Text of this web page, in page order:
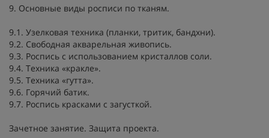
9. Основные виды росписи по тканям.
9.1. Узелковая техника (планки, тритик, бандхни).
9.2. Свободная акварельная живопись.
9.3. Роспись с использованием кристаллов соли.
9.4. Техника «кракле».
9.5. Техника «гутта».
9.6. Горячий батик.
9.7. Роспись красками с загусткой.
Зачетное занятие. Защита проекта.